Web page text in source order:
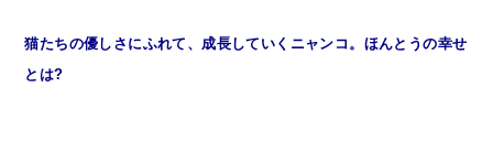
猫たちの優しさにふれて、成長していくニャンコ。ほんとうの幸せ
とは?